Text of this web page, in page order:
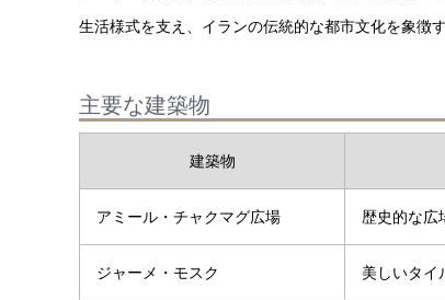
生活様式を支え、イランの伝統的な都市文化を象徴
主要な建築物
建築物
アミール・チャクマグ広場 歴史的な広
ジャーメ・モスク 美しいタイ